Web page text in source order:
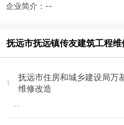
企业简介：--
抚远市抚远镇传友建筑工程
1
抚远市住房和城乡建设局万
维修改造
--